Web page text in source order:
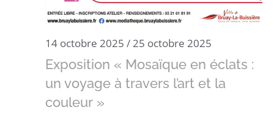
14 octobre 2025 /25 octobre 2025
Exposition « Mosaïque en éclats :
un voyage à travers l’art et la
couleur »